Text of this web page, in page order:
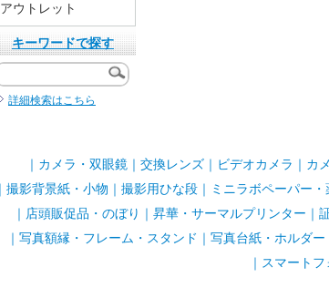
アウトレット
キーワードで探す
詳細検索はこちら
カメラ・双眼鏡 交換レンズ ビデオカメラ カ
撮影背景紙・小物 撮影用ひな段 ミニラボペーパー
店頭販促品・のぼり 昇華・サーマルプリンター
写真額縁・フレーム・スタンド 写真台紙・ホルダー
スマート